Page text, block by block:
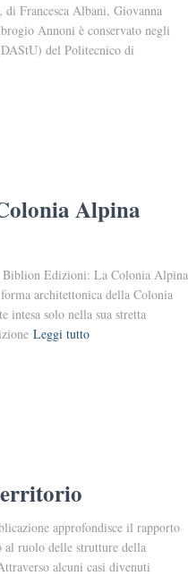
Francesca Albani, Giovanna
Annoni è conservato negli
del Politecnico di
Alpina
Biblion Edizioni: La Colonia Alpina
architettonica della Colonia
intesa solo nella sua stretta
Leggi tutto
approfondisce il rapporto
ruolo delle strutture della
alcuni casi divenuti